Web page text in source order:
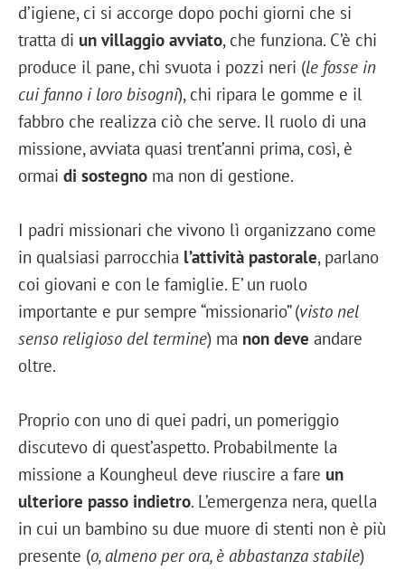
d’igiene, ci si accorge dopo pochi giorni che si
tratta di un villaggio avviato, che funziona. C’è chi
produce il pane, chi svuota i pozzi neri (le fosse in
cui fanno i loro bisogni), chi ripara le gomme e il
fabbro che realizza ciò che serve. Il ruolo di una
missione, avviata quasi trent’anni prima, così, è
ormai di sostegno ma non di gestione.
I padri missionari che vivono lì organizzano come
in qualsiasi parrocchia l’attività pastorale, parlano
coi giovani e con le famiglie. E’ un ruolo
importante e pur sempre “missionario” (visto nel
senso religioso del termine) ma non deve andare
oltre.
Proprio con uno di quei padri, un pomeriggio
discutevo di quest’aspetto. Probabilmente la
missione a Koungheul deve riuscire a fare un
ulteriore passo indietro. L’emergenza nera, quella
in cui un bambino su due muore di stenti non è più
presente (o, almeno per ora, è abbastanza stabile)